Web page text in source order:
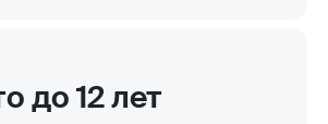
до 12 лет